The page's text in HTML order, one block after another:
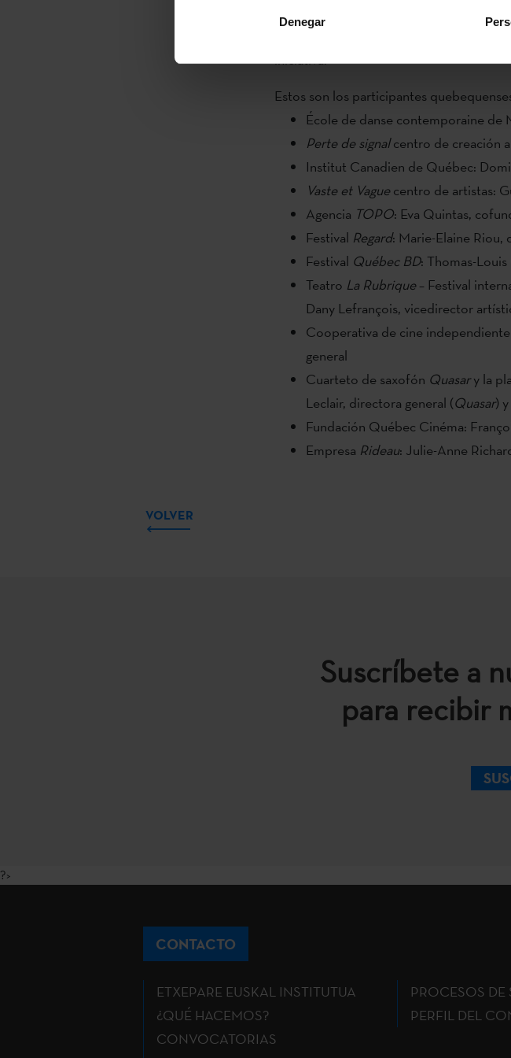
Denegar
iniciativa.
Estos son los participantes
École de danse contemporaine
Perte de signalcentro de creación
Institut Canadien de Québec:
Vaste et Vaguecentro de artistas:
Agencia TOPO: Eva Quintas,
Festival Regard: Marie-Elaine Riou,
Festival Québec BD: Thomas-
Teatro La Rubrique– Festival
Dany Lefrançois, vicedirector
Cooperativa de cine independiente
general
Cuarteto de saxofón Quasary la
Leclair, directora general (Quasar)
Fundación Québec Cinéma:
Empresa Rideau: Julie-Anne
VOLVER
Suscríbete a
para recibir
?>
CONTACTO
ETXEPARE EUSKAL INSTITUTUA
¿QUÉ HACEMOS?
CONVOCATORIAS
PROCESOS
PERFIL DEL